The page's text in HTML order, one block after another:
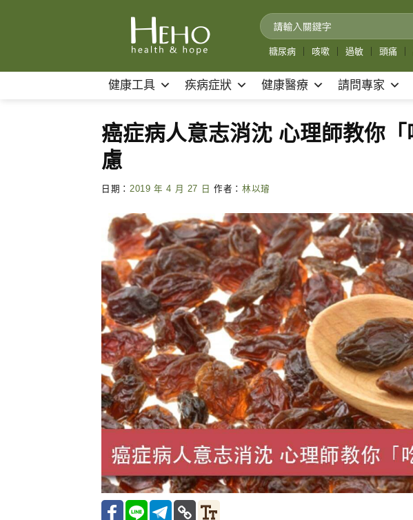
糖尿病 咳嗽 過敏 頭痛
健康工具 疾病症狀 健康醫療 請問專家
癌症病人意志消沈 心理師教你
慮
日期： 2019 年 4 月 27 日 作者： 林以璿